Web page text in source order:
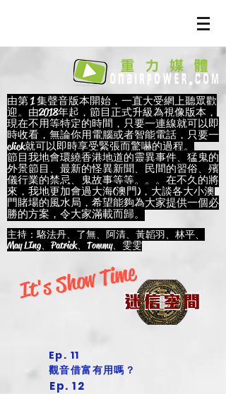
由第 1 集聲音版本開始，一直大受網上聽眾歡
迎。由2018年起，節目正式升級為視像版本，
現在不用等特定的時間，只要一連線就可以即
時收看，無論你用電腦或者智能電話，只要一
click就可以即時享受緊張而驚嚇的過程。
節目我地會環繞香港地道的靈異事件、猛鬼的
外景節目、最新的怪異新聞、民間的習俗、殯
儀行業的禁忌、鬼故事等等。。。在不久的將
來，我地更加會過大海(澳門)，大談各大小澳
門賭場的風水局，希望能夠為大家提供一個必
勝的方案，令大家滿載而歸。
主持：駱法丹、了無、阿清、黃韜羽、林平、
May LIng、Patrick、Tommy、雯雯
It's Show Time
Ep. 11
觀音借富有用嗎？
Ep. 12